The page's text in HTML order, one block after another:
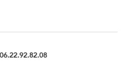
06.22.92.82.08